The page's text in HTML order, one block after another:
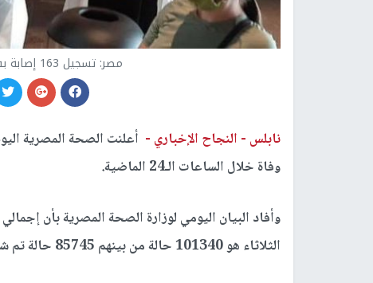
مصر: تسجيل 163 إصابة بفيروس كورونا و18 حالة وفاة
نابلس - النجاح الإخباري -
وفاة خلال الساعات الـ24 الماضية.
وأفاد البيان اليومي لوزارة الصحة المصرية بأن
الثلاثاء هو 101340 حالة من بينهم 85745 حالة تم شفاؤها و5679 حالة وفاة.